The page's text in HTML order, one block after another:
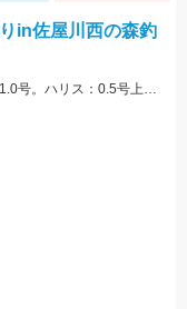
in佐屋川西の森釣
【浅ダナ両ダンゴオススメセッティング】道糸：1.0号。ハリス：0.5号上20cm、下30cm。針：上下バラサ6号(オーナー)